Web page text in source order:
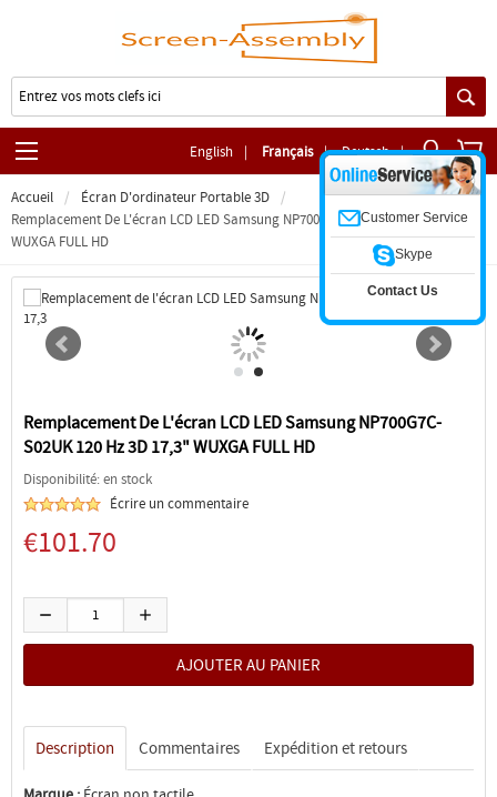
English | Français | Deutsch |
Accueil
Écran D'ordinateur Portable 3D
Remplacement De L'écran LCD LED Samsung NP700G7C-S02UK 120 Hz 3D 17,3"
WUXGA FULL HD
Remplacement De L'écran LCD LED Samsung NP700G7C-
S02UK 120 Hz 3D 17,3" WUXGA FULL HD
Disponibilité: en stock
Écrire un commentaire
€101.70
Description Commentaires Expédition et retours
Customer Service
Skype
Contact Us